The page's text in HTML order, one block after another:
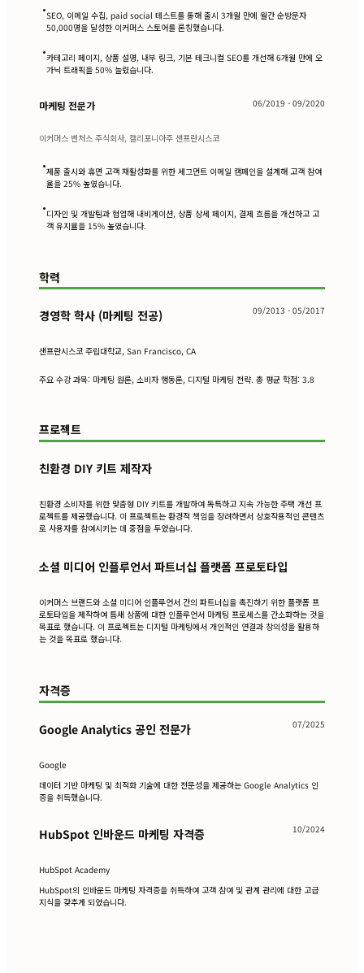
•SEO, 이메일 수집, paid social 테스트를 통해 출시 3개월 만에 월간 순방문자
50,000명을 달성한 이커머스 스토어를 론칭했습니다.
•카테고리 페이지, 상품 설명, 내부 링크, 기본 테크니컬 SEO를 개선해 6개월 만에 오
가닉 트래픽을 50% 늘렸습니다.
마케팅 전문가 06/2019 - 09/2020
이커머스 벤처스 주식회사, 캘리포니아주 샌프란시스코
•제품 출시와 휴면 고객 재활성화를 위한 세그먼트 이메일 캠페인을 설계해 고객 참여
율을 25% 높였습니다.
•디자인 및 개발팀과 협업해 내비게이션, 상품 상세 페이지, 결제 흐름을 개선하고 고
객 유지율을 15% 높였습니다.
학력
경영학 학사 (마케팅 전공) 09/2013 - 05/2017
샌프란시스코 주립대학교, San Francisco, CA
주요 수강 과목: 마케팅 원론, 소비자 행동론, 디지털 마케팅 전략. 총 평균 학점: 3.8
프로젝트
친환경 DIY 키트 제작자
친환경 소비자를 위한 맞춤형 DIY 키트를 개발하여 독특하고 지속 가능한 주택 개선 프
로젝트를 제공했습니다. 이 프로젝트는 환경적 책임을 장려하면서 상호작용적인 콘텐츠
로 사용자를 참여시키는 데 중점을 두었습니다.
소셜 미디어 인플루언서 파트너십 플랫폼 프로토타입
이커머스 브랜드와 소셜 미디어 인플루언서 간의 파트너십을 촉진하기 위한 플랫폼 프
로토타입을 제작하여 틈새 상품에 대한 인플루언서 마케팅 프로세스를 간소화하는 것을
목표로 했습니다. 이 프로젝트는 디지털 마케팅에서 개인적인 연결과 창의성을 활용하
는 것을 목표로 했습니다.
자격증
Google Analytics 공인 전문가 07/2025
Google
데이터 기반 마케팅 및 최적화 기술에 대한 전문성을 제공하는 Google Analytics 인
증을 취득했습니다.
HubSpot 인바운드 마케팅 자격증 10/2024
HubSpot Academy
HubSpot의 인바운드 마케팅 자격증을 취득하여 고객 참여 및 관계 관리에 대한 고급
지식을 갖추게 되었습니다.